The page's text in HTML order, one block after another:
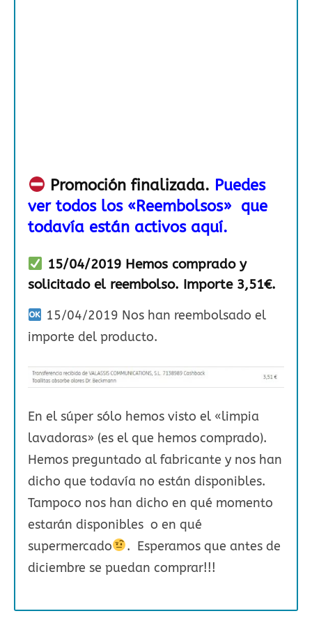
Promoción finalizada. Puedes
ver todos los «Reembolsos» que
todavía están activos aquí.
15/04/2019 Hemos comprado y
solicitado el reembolso. Importe 3,51€.
15/04/2019 Nos han reembolsado el
importe del producto.
En el súper sólo hemos visto el «limpia
lavadoras» (es el que hemos comprado).
Hemos preguntado al fabricante y nos han
dicho que todavía no están disponibles.
Tampoco nos han dicho en qué momento
estarán disponibles o en qué
supermercado
. Esperamos que antes de
diciembre se puedan comprar!!!